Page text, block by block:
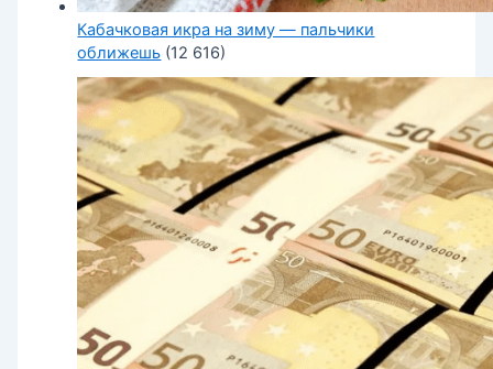
Кабачковая икра на зиму — пальчики
оближешь (12 616)